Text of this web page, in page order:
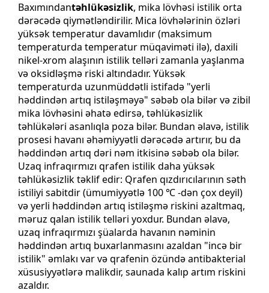
Baxımındantəhlükəsizlik, mika lövhəsi istilik orta
dərəcədə qiymətləndirilir. Mica lövhələrinin özləri
yüksək temperatur davamlıdır (maksimum
temperaturda temperatur müqaviməti ilə), daxili
nikel-xrom alaşının istilik telləri zamanla yaşlanma
və oksidləşmə riski altındadır. Yüksək
temperaturda uzunmüddətli istifadə "yerli
həddindən artıq istiləşməyə" səbəb ola bilər və zibil
mika lövhəsini əhatə edirsə, təhlükəsizlik
təhlükələri asanlıqla poza bilər. Bundan əlavə, istilik
prosesi havanı əhəmiyyətli dərəcədə artırır, bu da
həddindən artıq dəri nəm itkisinə səbəb ola bilər.
Uzaq infraqırmızı qrafen istilik daha yüksək
təhlükəsizlik təklif edir: Qrafen qızdırıcılarının səth
istiliyi sabitdir (ümumiyyətlə 100 ℃ -dən çox deyil)
və yerli həddindən artıq istiləşmə riskini azaltmaq,
məruz qalan istilik telləri yoxdur. Bundan əlavə,
uzaq infraqırmızı şüalarda havanın nəminin
həddindən artıq buxarlanmasını azaldan "incə bir
istilik" əmlakı var və qrafenin özündə antibakterial
xüsusiyyətlərə malikdir, saunada kalıp artım riskini
azaldır.